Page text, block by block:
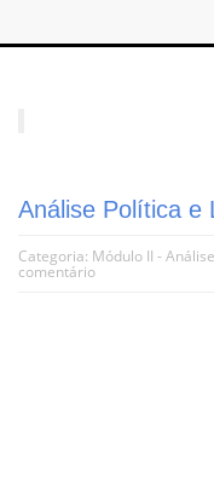
Análise Política e
Categoria: Módulo II -
comentário